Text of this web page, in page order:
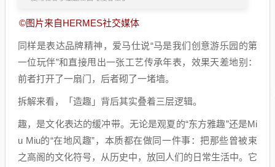
©图片来自HERMES社交媒体
同样是表达品牌精神，爱马仕说“马是我们创意游乐园的第
一位玩伴”和直接甩出一张工艺传承年表，效果天差地别：
前者打开了一扇门，后者砌了一堵墙。
拆解来看，「造趣」背后其实叠着三层逻辑。
趣，是文化表达的缓冲带。无论是观夏的“东方雅趣”还是Mi
u Miu的“在地风趣”，本质都在做同一件事：把那些曾被束
之高阁的文化符号，从历史中，放回人们的日常生活中。它